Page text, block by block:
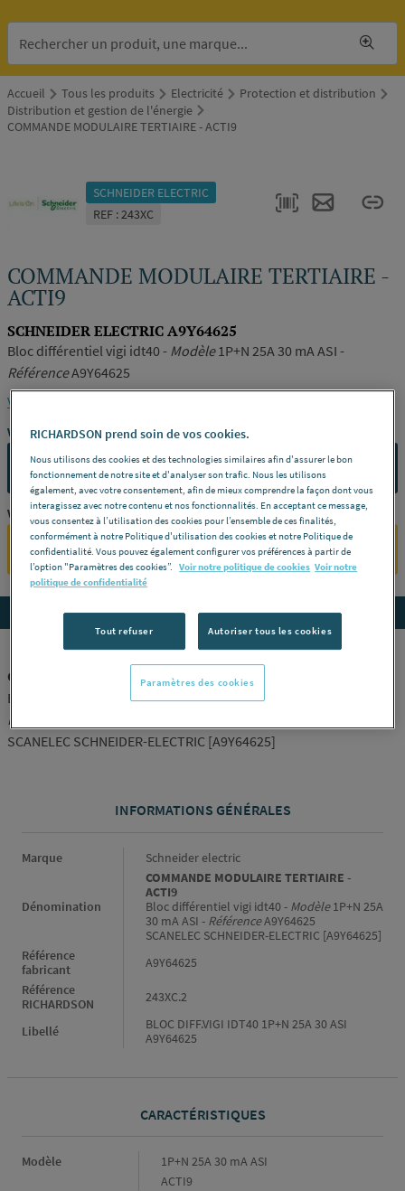
Accueil Tous les produits Electricité
Protection et distribution
Distribution et gestion de l'énergie
COMMANDE MODULAIRE TERTIAIRE - ACTI9
SCHNEIDER ELECTRIC
REF : 243XC
COMMANDE MODULAIRE TERTIAIRE -
ACTI9
SCHNEIDER ELECTRIC A9Y64625
Bloc différentiel vigi idt40 - Modèle1P+N 25A 30 mA ASI -
RéférenceA9Y64625
Voir la description complète
Vous avez un projet ?
CONTACTEZ-NOUS
Vous êtes un professionnel ?
SE CONNECTER
Accedez aux détails du produit
COMMANDE MODULAIRE TERTIAIRE - ACTI9
Bloc différentiel vigi idt40 -Modèle1P+N 25A 30 mA ASI -
Référence
SCANELEC SCHNEIDER-ELECTRIC [A9Y64625]
INFORMATIONS GÉNÉRALES
Informations générales
Marque Schneider electric
Dénomination
COMMANDE MODULAIRE TERTIAIRE -
ACTI9
Bloc différentiel vigi idt40 - Modèle1P+N 25A
30 mA ASI - RéférenceA9Y64625
SCANELEC SCHNEIDER-ELECTRIC [A9Y64625]
Référence
fabricant
A9Y64625
Référence
RICHARDSON
243XC.2
Libellé
BLOC DIFF.VIGI IDT40 1P+N 25A 30 ASI
A9Y64625
CARACTÉRISTIQUES
Caractéristiques
Modèle
1P+N 25A 30 mA ASI
ACTI9
RICHARDSON prend soin de vos cookies.
Nous utilisons des cookies et des technologies similaires afin d'assurer le bon
fonctionnement de notre site et d'analyser son trafic. Nous les utilisons
également, avec votre consentement, afin de mieux comprendre la façon dont vous
interagissez avec notre contenu et nos fonctionnalités. En acceptant ce message,
vous consentez à l’utilisation des cookies pour l’ensemble de ces finalités,
conformément à notre Politique d'utilisation des cookies et notre Politique de
confidentialité. Vous pouvez également configurer vos préférences à partir de
l’option "Paramètres des cookies”. Voir notre politique de cookies Voir notre
politique de confidentialité
Tout refuser Autoriser tous les cookies
Paramètres des cookies